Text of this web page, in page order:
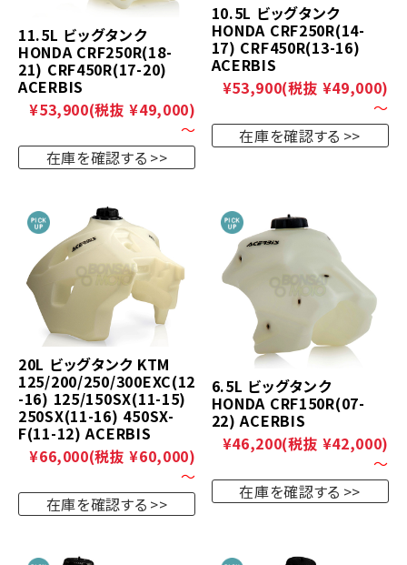
11.5L ビッグタンク
HONDA CRF250R(18-
21) CRF450R(17-20)
ACERBIS
¥53,900(税抜 ¥49,000)
～
在庫を確認する
10.5L ビッグタンク
HONDA CRF250R(14-
17) CRF450R(13-16)
ACERBIS
¥53,900(税抜 ¥49,000)
～
在庫を確認する
20L ビッグタンク KTM
125/200/250/300EXC(12
-16) 125/150SX(11-15)
250SX(11-16) 450SX-
F(11-12) ACERBIS
¥66,000(税抜 ¥60,000)
～
在庫を確認する
6.5L ビッグタンク
HONDA CRF150R(07-
22) ACERBIS
¥46,200(税抜 ¥42,000)
～
在庫を確認する